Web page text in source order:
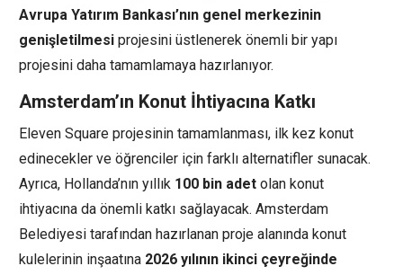
Avrupa Yatırım Bankası’nın genel merkezinin
genişletilmesi projesini üstlenerek önemli bir yapı
projesini daha tamamlamaya hazırlanıyor.
Amsterdam’ın Konut İhtiyacına Katkı
Eleven Square projesinin tamamlanması, ilk kez konut
edinecekler ve öğrenciler için farklı alternatifler sunacak.
Ayrıca, Hollanda’nın yıllık 100 bin adet olan konut
ihtiyacına da önemli katkı sağlayacak. Amsterdam
Belediyesi tarafından hazırlanan proje alanında konut
kulelerinin inşaatına 2026 yılının ikinci çeyreğinde